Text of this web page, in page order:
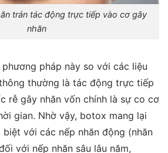
trán tác động trực tiếp vào cơ gây
nhăn
pháp này so với các liệu
thường là tác động trực tiếp
rễ gây nhăn vốn chính là sự co cơ
gian. Nhờ vậy, botox mang lại
với các nếp nhăn động (nhăn
với nếp nhăn sâu lâu năm,